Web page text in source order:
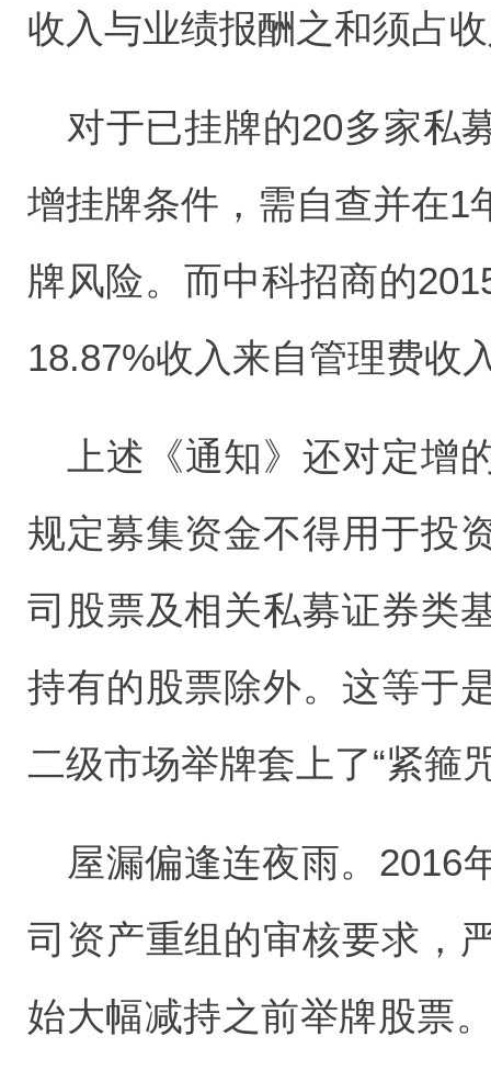
收入与业绩报酬之和须占
对于已挂牌的20多家私
增挂牌条件，需自查并在1
牌风险。而中科招商的
18.87%收入来自管理费收
上述《通知》还对定增
规定募集资金不得用于投
司股票及相关私募证券类
持有的股票除外。这等于
二级市场举牌套上了“紧箍
屋漏偏逢连夜雨。2016
司资产重组的审核要求，
始大幅减持之前举牌股票